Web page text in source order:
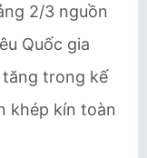
2/3 nguồn
Quốc gia
tăng trong kế
khép kín toàn